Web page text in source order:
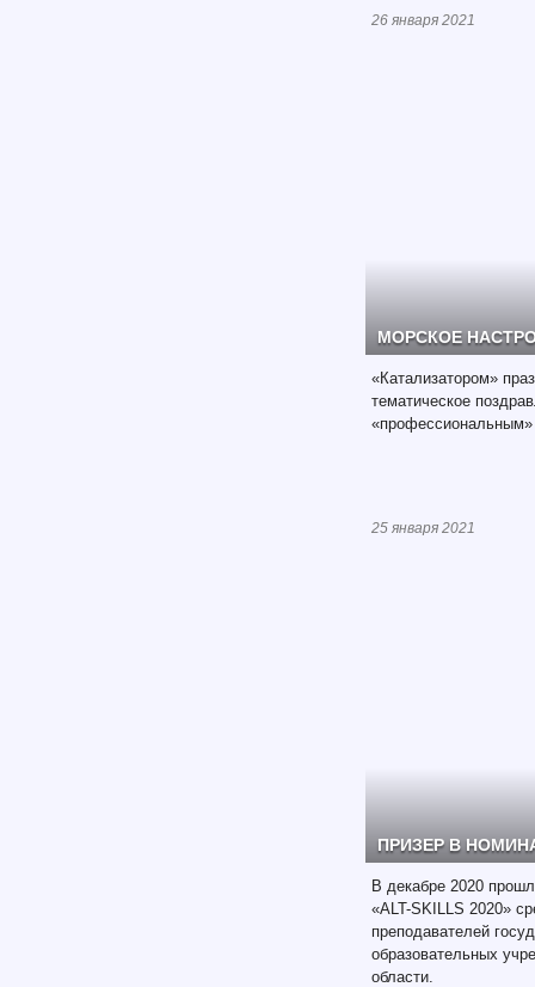
26 января 2021
МОРСКОЕ
«Катализатором»
тематическое
«профессиональным»
25 января 2021
ПРИЗЕР В
В декабре 2020
«ALT-SKILLS 2020»
преподавателей
образовательных
области.